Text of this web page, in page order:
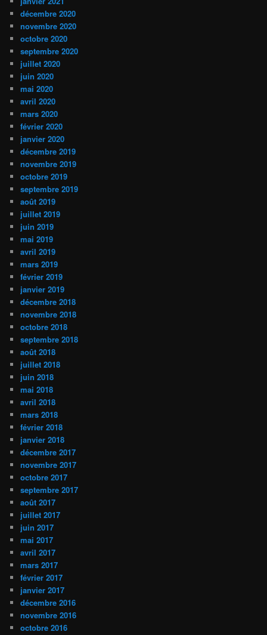
décembre 2020
novembre 2020
octobre 2020
septembre 2020
juillet 2020
juin 2020
mai 2020
avril 2020
mars 2020
février 2020
janvier 2020
décembre 2019
novembre 2019
octobre 2019
septembre 2019
août 2019
juillet 2019
juin 2019
mai 2019
avril 2019
mars 2019
février 2019
janvier 2019
décembre 2018
novembre 2018
octobre 2018
septembre 2018
août 2018
juillet 2018
juin 2018
mai 2018
avril 2018
mars 2018
février 2018
janvier 2018
décembre 2017
novembre 2017
octobre 2017
septembre 2017
août 2017
juillet 2017
juin 2017
mai 2017
avril 2017
mars 2017
février 2017
janvier 2017
décembre 2016
novembre 2016
octobre 2016